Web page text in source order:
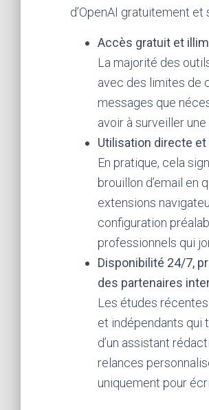
d’OpenAI gratuitement et
Accès gratuit et
La majorité des
avec des limites de
messages que
avoir à surveiller
Utilisation directe et
En pratique, cela
brouillon d’email en
extensions
configuration
professionnels qui
Disponibilité 24/7,
des partenaires
Les études
et indépendants qui
d’un assistant
relances
uniquement pour